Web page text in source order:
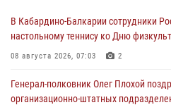
В Кабардино-Балкарии сотрудники
настольному теннису ко Дню
08 августа 2026, 07:03 2
Генерал-полковник Олег Плохой
организационно-штатных